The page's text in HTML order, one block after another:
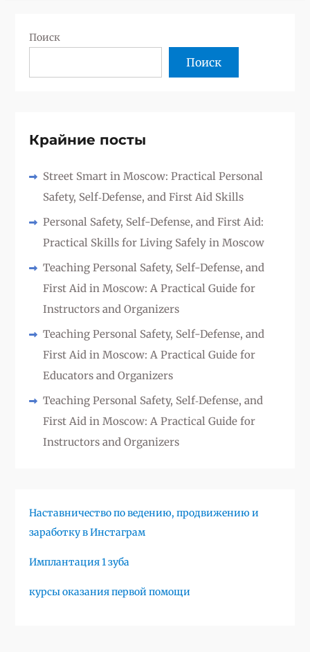
Поиск
Поиск
Крайние посты
Street Smart in Moscow: Practical Personal
Safety, Self‑Defense, and First Aid Skills
Personal Safety, Self-Defense, and First Aid:
Practical Skills for Living Safely in Moscow
Teaching Personal Safety, Self-Defense, and
First Aid in Moscow: A Practical Guide for
Instructors and Organizers
Teaching Personal Safety, Self-Defense, and
First Aid in Moscow: A Practical Guide for
Educators and Organizers
Teaching Personal Safety, Self‑Defense, and
First Aid in Moscow: A Practical Guide for
Instructors and Organizers
Наставничество по ведению, продвижению и
заработку в Инстаграм
Имплантация 1 зуба
курсы оказания первой помощи